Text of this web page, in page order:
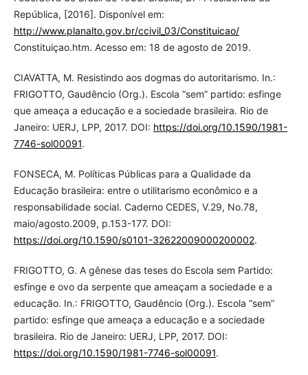
República, [2016]. Disponível em:
http://www.planalto.gov.br/ccivil_03/Constituicao/
Constituiçao.htm. Acesso em: 18 de agosto de 2019.
CIAVATTA, M. Resistindo aos dogmas do autoritarismo. In.:
FRIGOTTO, Gaudêncio (Org.). Escola “sem” partido: esfinge
que ameaça a educação e a sociedade brasileira. Rio de
Janeiro: UERJ, LPP, 2017. DOI: https://doi.org/10.1590/1981-
7746-sol00091.
FONSECA, M. Políticas Públicas para a Qualidade da
Educação brasileira: entre o utilitarismo econômico e a
responsabilidade social. Caderno CEDES, V.29, No.78,
maio/agosto.2009, p.153-177. DOI:
https://doi.org/10.1590/s0101-32622009000200002.
FRIGOTTO, G. A gênese das teses do Escola sem Partido:
esfinge e ovo da serpente que ameaçam a sociedade e a
educação. In.: FRIGOTTO, Gaudêncio (Org.). Escola “sem”
partido: esfinge que ameaça a educação e a sociedade
brasileira. Rio de Janeiro: UERJ, LPP, 2017. DOI:
https://doi.org/10.1590/1981-7746-sol00091.